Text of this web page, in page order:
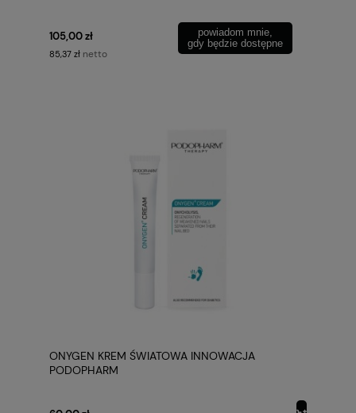
105,00 zł
85,37 zł netto
powiadom mnie,
gdy będzie dostępne
ONYGEN KREM ŚWIATOWA INNOWACJA
PODOPHARM